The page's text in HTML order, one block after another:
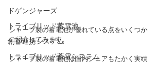
ドゲンジャーズ
トライブリッド蓄電池
創蓄連携システム
トライブリッド蓄電システム
シャープ製の蓄電池が優れている点をいくつか
ご紹介してみます。
シャープ製の蓄電池は国内シェアもたかく実績